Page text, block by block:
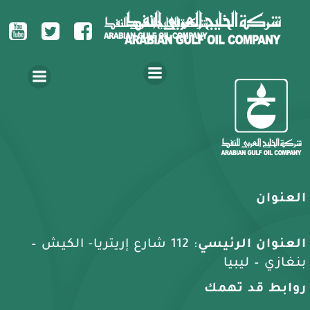
العنوان
العنوان الرئيسي
: 112 شارع إريتريا- الكيش –
بنغازي – ليبيا
روابط قد تهمك